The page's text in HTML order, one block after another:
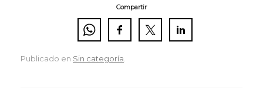
Compartir
Publicado en Sin categoría